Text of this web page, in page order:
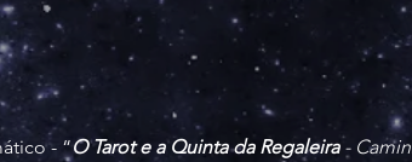
- “O Tarot e a Quinta da Regaleira -